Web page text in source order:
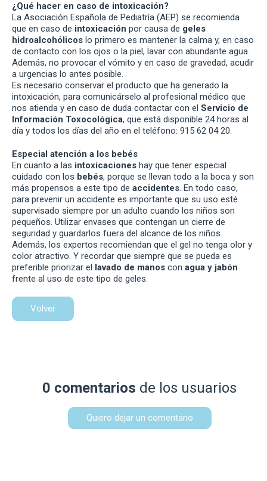
¿Qué hacer en caso de intoxicación?
La Asociación Española de Pediatría (AEP) se recomienda
que en caso de intoxicación por causa de geles
hidroalcohólicos lo primero es mantener la calma y, en caso
de contacto con los ojos o la piel, lavar con abundante agua.
Además, no provocar el vómito y en caso de gravedad, acudir
a urgencias lo antes posible.
Es necesario conservar el producto que ha generado la
intoxicación, para comunicárselo al profesional médico que
nos atienda y en caso de duda contactar con el Servicio de
Información Toxocológica, que está disponible 24 horas al
día y todos los días del año en el teléfono: 915 62 04 20.
Especial atención a los bebés
En cuanto a las intoxicaciones hay que tener especial
cuidado con los bebés, porque se llevan todo a la boca y son
más propensos a este tipo de accidentes. En todo caso,
para prevenir un accidente es importante que su uso esté
supervisado siempre por un adulto cuando los niños son
pequeños. Utilizar envases que contengan un cierre de
seguridad y guardarlos fuera del alcance de los niños.
Además, los expertos recomiendan que el gel no tenga olor y
color atractivo. Y recordar que siempre que se pueda es
preferible priorizar el lavado de manos con agua y jabón
frente al uso de este tipo de geles.
Volver
0 comentarios de los usuarios
Quiero dejar un comentario